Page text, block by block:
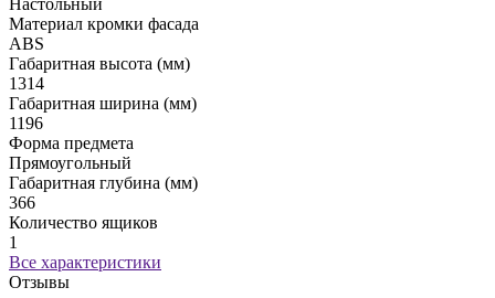
Настольный
Материал кромки фасада
ABS
Габаритная высота (мм)
1314
Габаритная ширина (мм)
1196
Форма предмета
Прямоугольный
Габаритная глубина (мм)
366
Количество ящиков
1
Все характеристики
Отзывы